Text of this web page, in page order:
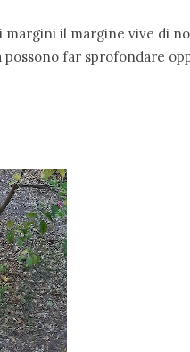
margini il margine vive di
far sprofondare